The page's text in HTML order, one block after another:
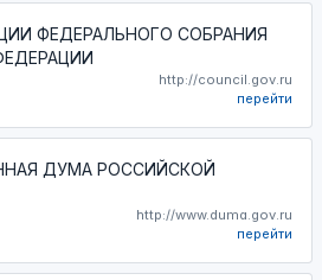
ФЕДЕРАЛЬНОГО СОБРАНИЯ
http://council.gov.ru
перейти
ДУМА РОССИЙСКОЙ
http://www.duma.gov.ru
перейти